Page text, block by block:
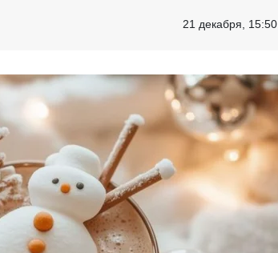
21 декабря, 15:50